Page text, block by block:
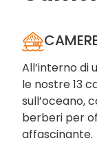
All’interno di
le nostre 13
sull’oceano,
berberi per
affascinante.